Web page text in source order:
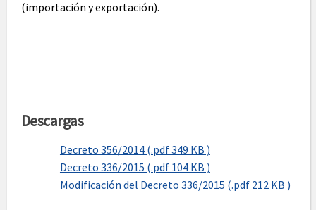
(importación y exportación).
Descargas
Decreto 356/2014 (.pdf 349 KB )
Decreto 336/2015 (.pdf 104 KB )
Modificación del Decreto 336/2015 (.pdf 212 KB )